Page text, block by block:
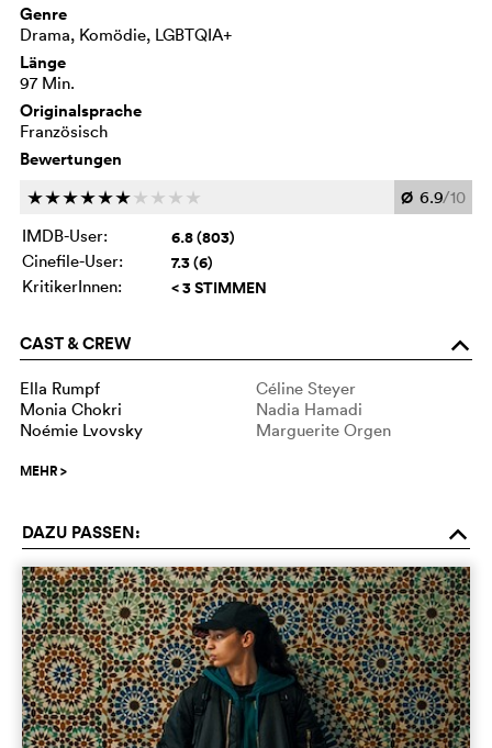
Genre
Drama, Komödie, LGBTQIA+
Länge
97 Min.
Originalsprache
Französisch
Bewertungen
cccccc c c c c Ø 6.9/10
IMDB-User:
6.8 (803)
Cinefile-User: 7.3 (6)
KritikerInnen: < 3 STIMMEN
CAST & CREW o
Ella Rumpf
Céline Steyer
Monia Chokri
Nadia Hamadi
Noémie Lvovsky
Marguerite Orgen
MEHR>
DAZU PASSEN: o